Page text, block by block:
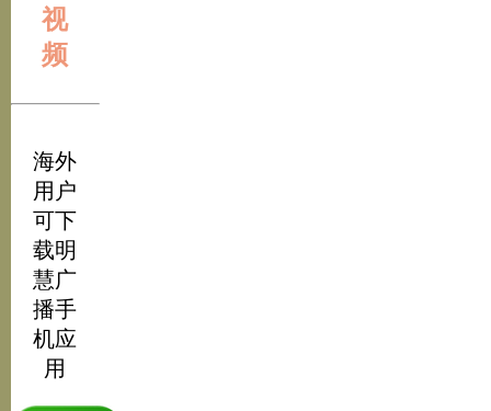
视
频
海外
用户
可下
载明
慧广
播手
机应
用